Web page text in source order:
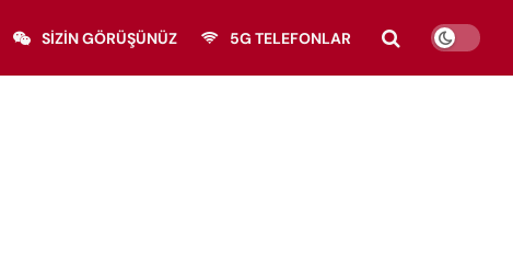
SIZIN GÖRÜŞÜNÜZ 5G TELEFONLAR